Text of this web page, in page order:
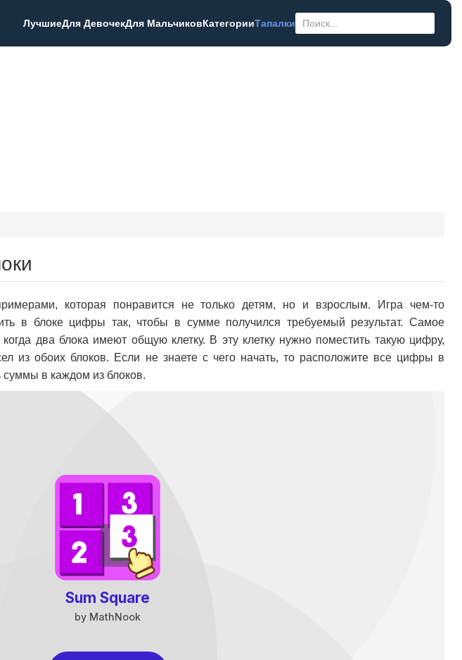
ЛучшиеДля ДевочекДля МальчиковКатегорииТапалки
которая понравится не только детям, но и взрослым. Игра чем-то
в блоке цифры так, чтобы в сумме получился требуемый результат. Самое
когда два блока имеют общую клетку. В эту клетку нужно поместить такую цифру,
из обоих блоков. Если не знаете с чего начать, то расположите все цифры в
суммы в каждом из блоков.